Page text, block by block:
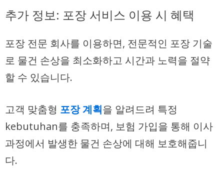
추가 정보: 포장 서비스 이용 시 혜택
포장 전문 회사를 이용하면, 전문적인 포장 기술
로 물건 손상을 최소화하고 시간과 노력을 절약
할 수 있습니다.
고객 맞춤형 포장 계획을 알려드려 특정
kebutuhan를 충족하며, 보험 가입을 통해 이사
과정에서 발생한 물건 손상에 대해 보호해줍니
다.